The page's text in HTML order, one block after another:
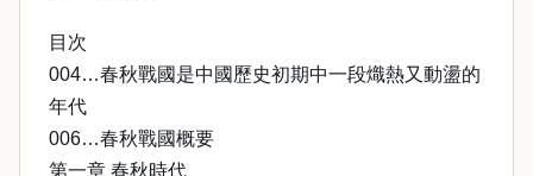
目次
004…春秋戰國是中國歷史初期中一段熾熱又動盪的
年代
006…春秋戰國概要
第一章 春秋時代